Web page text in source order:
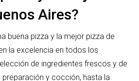
Aires?
buena pizza y la mejor pizza de
la excelencia en todos los
de ingredientes frescos y de
preparación y cocción, hasta la